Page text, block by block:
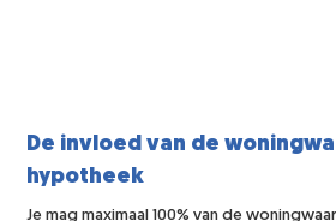
De invloed van de
hypotheek
Je mag maximaal 100% van de